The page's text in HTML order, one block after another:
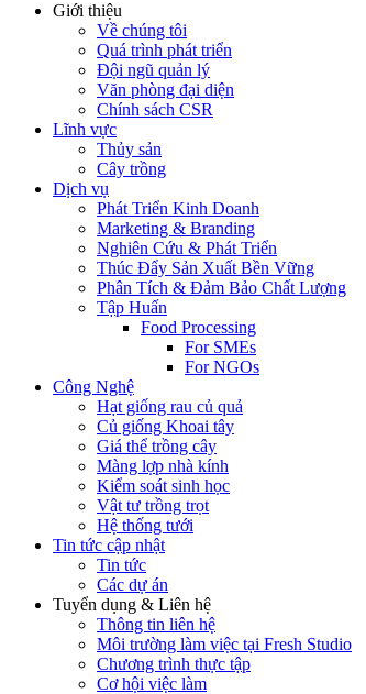
Giới thiệu
Về chúng tôi
Quá trình phát triển
Đội ngũ quản lý
Văn phòng đại diện
Chính sách CSR
Lĩnh vực
Thủy sản
Cây trồng
Dịch vụ
Phát Triển Kinh Doanh
Marketing & Branding
Nghiên Cứu & Phát Triển
Thúc Đẩy Sản Xuất Bền Vững
Phân Tích & Đảm Bảo Chất Lượng
Tập Huấn
Food Processing
For SMEs
For NGOs
Công Nghệ
Hạt giống rau củ quả
Củ giống Khoai tây
Giá thể trồng cây
Màng lợp nhà kính
Kiểm soát sinh học
Vật tư trồng trọt
Hệ thống tưới
Tin tức cập nhật
Tin tức
Các dự án
Tuyển dụng & Liên hệ
Thông tin liên hệ
Môi trường làm việc tại Fresh Studio
Chương trình thực tập
Cơ hội việc làm